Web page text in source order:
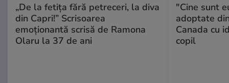
„De la fetița fără petreceri, la diva
din Capri!” Scrisoarea
emoționantă scrisă de Ramona
Olaru la 37 de ani
"Cine sunt
adoptate
Canada cu
copil